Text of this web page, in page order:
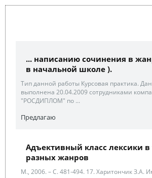
... написанию сочинения в
в начальной школе ).
Тип данной работы Курсовая практика.
выполнена 20.04.2009 сотрудниками
"РОСДИПЛОМ" по ...
Предлагаю
Адъективный класс лексики в
разных жанров
М., 2006. – С. 481-494. 17. Харитончик З.А.